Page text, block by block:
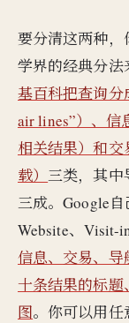
要分清这两种，
学界的经典分法
基百科把查询分
air lines”）、信
相关结果）和
载）三类，其中
三成。Google自
Website、Visit-
信息、交易、
十条结果的标
图。你可以用